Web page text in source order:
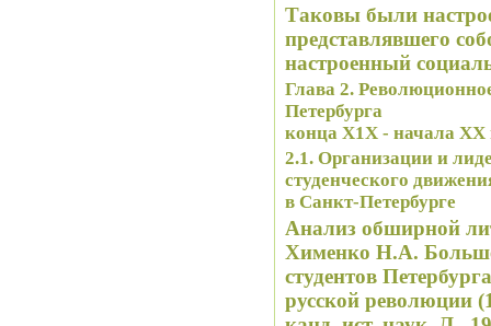
Таковы были
представлявшего
настроенный
Глава 2. Революционное движение в студенческой среде
Петербурга
конца Х1Х - начала ХХ
2.1. Организации и
студенческого
в Санкт-Петербурге
Анализ обширной
Хименко Н.А.
студентов
русской революции